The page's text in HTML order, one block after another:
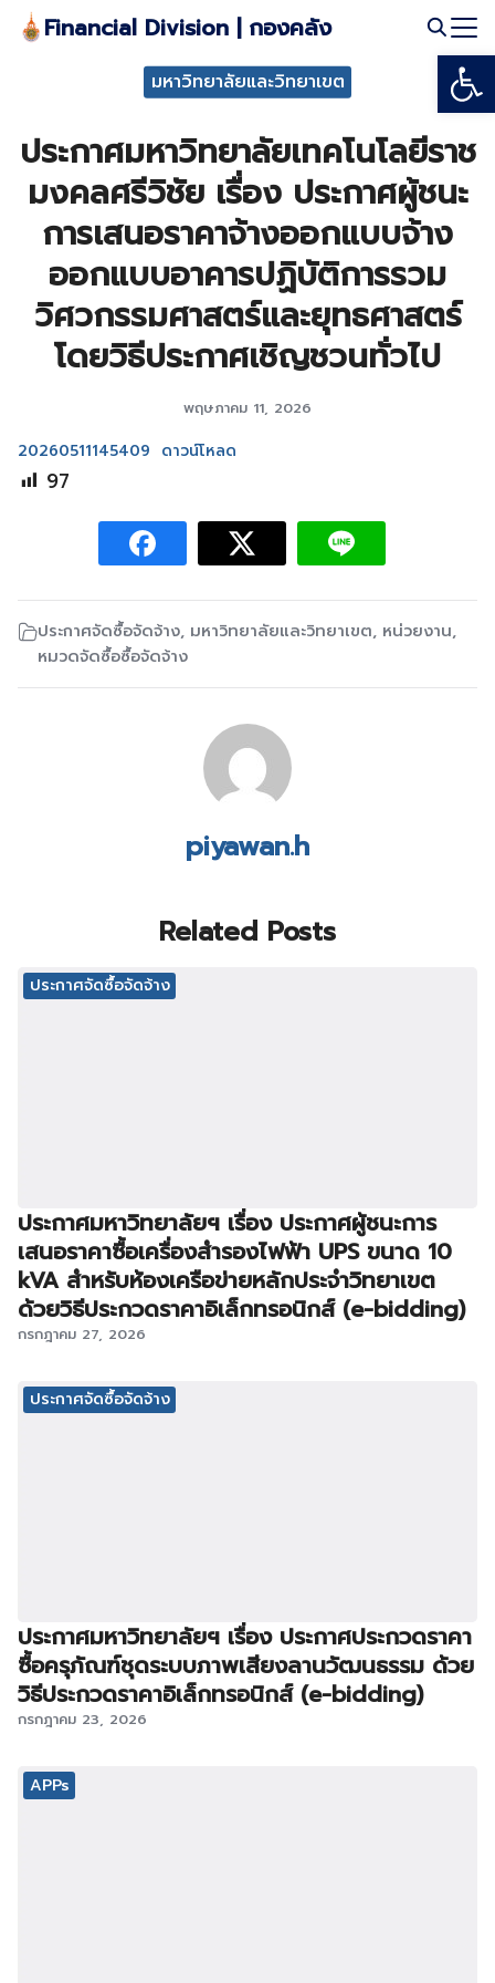
Skip Financial Division | กองคลัง
มหาวิทยาลัยและวิทยาเขต
ประกาศมหาวิทยาลัยเทคโนโลยีราช
มงคลศรีวิชัย เรื่อง ประกาศผู้ชนะ
การเสนอราคาจ้างออกแบบจ้าง
ออกแบบอาคารปฏิบัติการรวม
วิศวกรรมศาสตร์และยุทธศาสตร์
โดยวิธีประกาศเชิญชวนทั่วไป
พฤษภาคม 11, 2026
20260511145409 ดาวน์โหลด
97
ประกาศจัดซื้อจัดจ้าง, มหาวิทยาลัยและวิทยาเขต, หน่วยงาน,
หมวดจัดซื้อซื้อจัดจ้าง
piyawan.h
Related Posts
ประกาศจัดซื้อจัดจ้าง
ประกาศมหาวิทยาลัยฯ เรื่อง ประกาศผู้ชนะการ
เสนอราคาซื้อเครื่องสำรองไฟฟ้า UPS ขนาด 10
kVA สำหรับห้องเครือข่ายหลักประจำวิทยาเขต
ด้วยวิธีประกวดราคาอิเล็กทรอนิกส์ (e-bidding)
กรกฎาคม 27, 2026
ประกาศจัดซื้อจัดจ้าง
ประกาศมหาวิทยาลัยฯ เรื่อง ประกาศประกวดราคา
ซื้อครุภัณฑ์ชุดระบบภาพเสียงลานวัฒนธรรม ด้วย
วิธีประกวดราคาอิเล็กทรอนิกส์ (e-bidding)
กรกฎาคม 23, 2026
APPs